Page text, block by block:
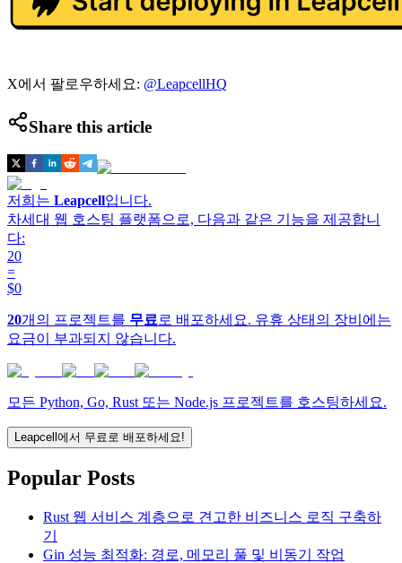
X에서 팔로우하세요: @LeapcellHQ
Share this article
저희는 Leapcell입니다.
차세대 웹 호스팅 플랫폼으로, 다음과 같은 기능을 제공합니
다:
20
=
$0
20개의 프로젝트를 무료 로 배포하세요. 유휴 상태의 장비에는
요금이 부과되지 않습니다.
모든 Python, Go, Rust 또는 Node.js 프로젝트를 호스팅하세요.
Leapcell에서 무료로 배포하세요!
Popular Posts
Rust 웹 서비스 계층으로 견고한 비즈니스 로직 구축하
기
Gin 성능 최적화: 경로, 메모리 풀 및 비동기 작업